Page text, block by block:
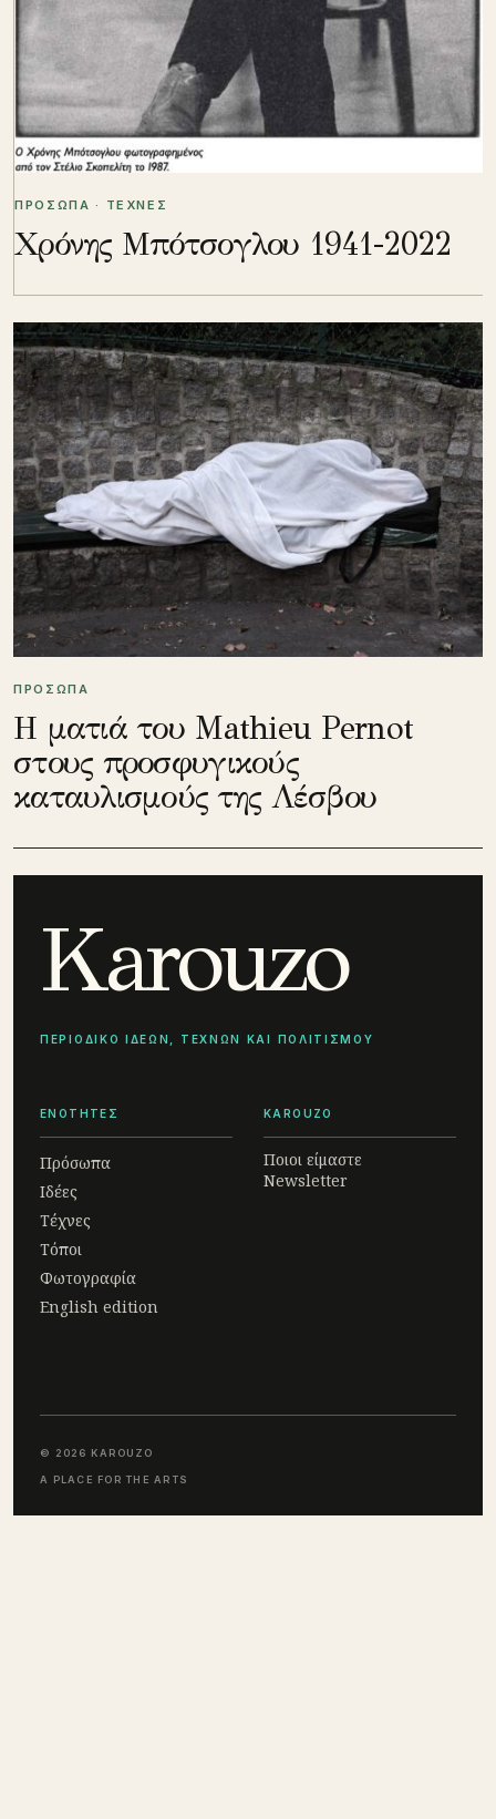
ΠΡΟΣΩΠΑ · ΤΕΧΝΕΣ
Χρόνης Μπότσογλου 1941-2022
ΠΡΟΣΩΠΑ
Η ματιά του Mathieu Pernot
στους προσφυγικούς
καταυλισμούς της Λέσβου
Karouzo
ΠΕΡΙΟΔΙΚΟ ΙΔΕΩΝ, ΤΕΧΝΩΝ ΚΑΙ ΠΟΛΙΤΙΣΜΟΥ
ΕΝΟΤΗΤΕΣ
Πρόσωπα
Ιδέες
Τέχνες
Τόποι
Φωτογραφία
English edition
KAROUZO
Ποιοι είμαστε
Newsletter
© 2026 KAROUZO
A PLACE FOR THE ARTS